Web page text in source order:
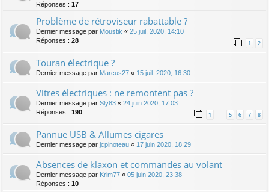
Réponses : 17
Problème de rétroviseur rabattable ?
Dernier message par Moustik « 25 juil. 2020, 14:10
Réponses : 28 1 2
Touran électrique ?
Dernier message par Marcus27 « 15 juil. 2020, 16:30
Vitres électriques : ne remontent pas ?
Dernier message par Sly83 « 24 juin 2020, 17:03
Réponses : 190 1 … 5 6 7 8
Pannue USB & Allumes cigares
Dernier message par jcpinoteau « 17 juin 2020, 18:29
Absences de klaxon et commandes au volant
Dernier message par Krim77 « 05 juin 2020, 23:38
Réponses : 10